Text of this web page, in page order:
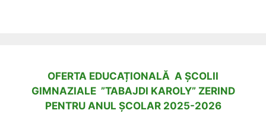
OFERTA EDUCAȚIONALĂ A ȘCOLII
GIMNAZIALE ”TABAJDI KAROLY” ZERIND
PENTRU ANUL ȘCOLAR 2025-2026